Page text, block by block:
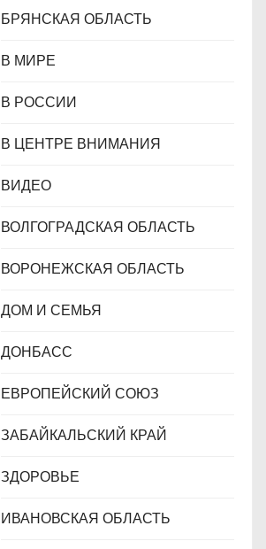
БРЯНСКАЯ ОБЛАСТЬ
В МИРЕ
В РОССИИ
В ЦЕНТРЕ ВНИМАНИЯ
ВИДЕО
ВОЛГОГРАДСКАЯ ОБЛАСТЬ
ВОРОНЕЖСКАЯ ОБЛАСТЬ
ДОМ И СЕМЬЯ
ДОНБАСС
ЕВРОПЕЙСКИЙ СОЮЗ
ЗАБАЙКАЛЬСКИЙ КРАЙ
ЗДОРОВЬЕ
ИВАНОВСКАЯ ОБЛАСТЬ